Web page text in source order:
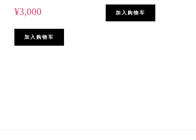
¥3,000
加入购物车
加入购物车